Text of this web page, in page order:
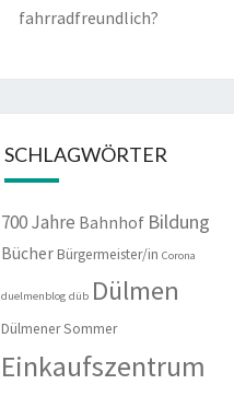
fahrradfreundlich?
SCHLAGWÖRTER
700 Jahre Bahnhof Bildung
Bücher Bürgermeister/in Corona
duelmenblog düb Dülmen
Dülmener Sommer
Einkaufszentrum